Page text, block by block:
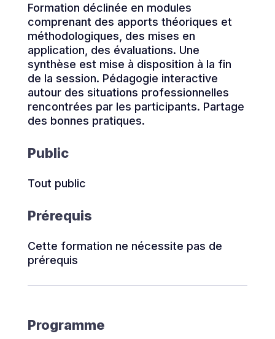
Formation déclinée en modules
comprenant des apports théoriques et
méthodologiques, des mises en
application, des évaluations. Une
synthèse est mise à disposition à la fin
de la session. Pédagogie interactive
autour des situations professionnelles
rencontrées par les participants. Partage
des bonnes pratiques.
Public
Tout public
Prérequis
Cette formation ne nécessite pas de
prérequis
Programme